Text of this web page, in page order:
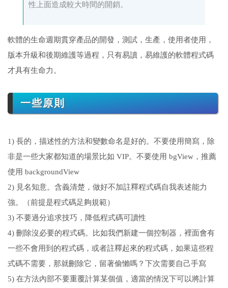
性上面造成較大時間的開銷。
軟體的生命週期貫穿產品的開發，測試，生產，使用者使用，
版本升級和後期維護等過程，只有易讀，易維護的軟體程式碼
才具有生命力。
一些原則
1) 長的，描述性的方法和變數命名是好的。不要使用簡寫，除
非是一些大家都知道的場景比如 VIP。不要使用 bgView，推薦
使用 backgroundView
2) 見名知意。含義清楚，做好不加註釋程式碼自我表述能力
強。（前提是程式碼足夠規範）
3) 不要過分追求技巧，降低程式碼可讀性
4) 刪除沒必要的程式碼。比如我們新建一個控制器，裡面會有
一些不會用到的程式碼，或者註釋起來的程式碼，如果這些程
式碼不需要，那就刪除它，留著偷懶嗎？下次需要自己手寫
5) 在方法內部不要重覆計算某個值，適當的情況下可以將計算